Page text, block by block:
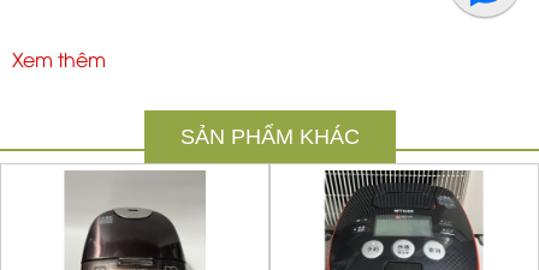
TOSHIBA RC-10VRK là mẫu nồi cơm chân không có
Bằng công nghệ nấu cơmcao tần, nồi nấu cơm ngon,
chín đều từ ngoài hạt gạo vào trong đem lại hạt cơm
chín săn, chắc.
Công thức nấu ăn được các chuyên gia Nhật bản
nghiên cứu và phát triển giúp giữ lại tối đa hương vị, vi
chất, VITAMIN của gạo.
Xem thêm
SẢN PHẨM KHÁC